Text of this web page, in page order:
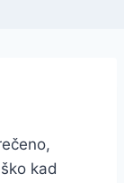
kad